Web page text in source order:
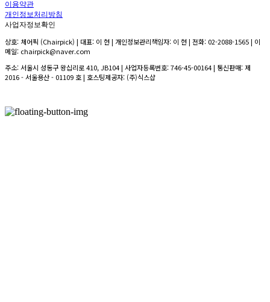
이용약관
개인정보처리방침
사업자정보확인
상호: 체어픽 (Chairpick) | 대표: 이 현 | 개인정보관리책임자: 이 현 | 전화: 02-2088-1565 | 이
메일: chairpick@naver.com
주소: 서울시 성동구 왕십리로 410, JB104 | 사업자등록번호:746-45-00164| 통신판매:제
2016 - 서울용산 - 01109 호| 호스팅제공자: (주)식스샵